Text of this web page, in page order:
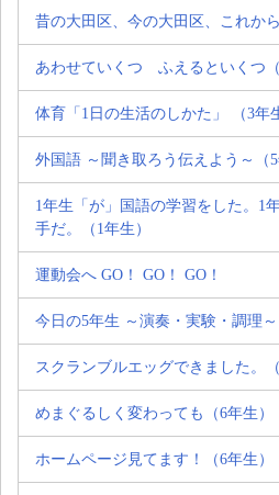
昔の大田区、今の大田区、これか
あわせていくつ ふえるといくつ（
体育「1日の生活のしかた」 （3年
外国語 ～聞き取ろう伝えよう～（5
1年生「が」国語の学習をした。1
手だ。（1年生）
運動会へ GO！ GO！ GO！
今日の5年生 ～演奏・実験・調理～
スクランブルエッグできました。（
めまぐるしく変わっても（6年生）
ホームページ見てます！（6年生）